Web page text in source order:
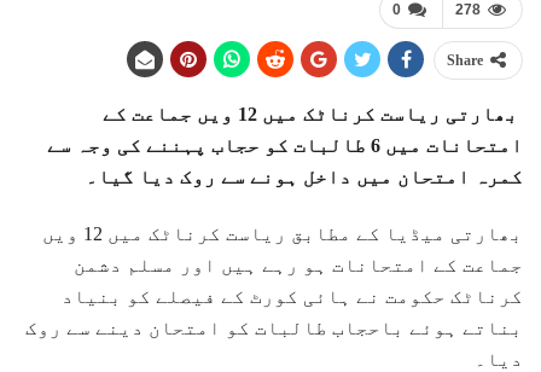
0 278
Share
بھارتی ریاست کرناٹک میں 12 ویں جماعت کے
امتحانات میں 6 طالبات کو حجاب پہننے کی وجہ سے
کمرہ امتحان میں داخل ہونے سے روک دیا گیا۔
بھارتی میڈیا کے مطابق ریاست کرناٹک میں 12 ویں
جماعت کے امتحانات ہو رہے ہیں اور مسلم دشمن
کرناٹک حکومت نے ہائی کورٹ کے فیصلے کو بنیاد
بناتے ہوئے باحجاب طالبات کو امتحان دینے سے روک
دیا۔